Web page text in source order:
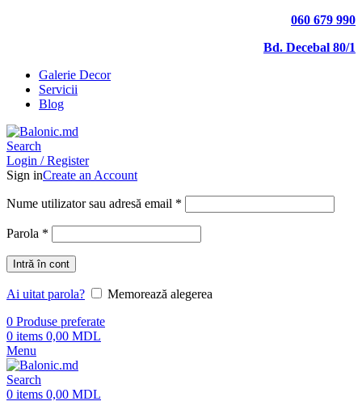
060 679 990
Bd. Decebal 80/1
Galerie Decor
Servicii
Blog
Search
Login / Register
Sign inCreate an Account
Nume utilizator sau adresă email *
Parola *
Intră în cont
Ai uitat parola?
Memorează alegerea
0 Produse preferate
0 items 0,00 MDL
Menu
Search
0 items 0,00 MDL